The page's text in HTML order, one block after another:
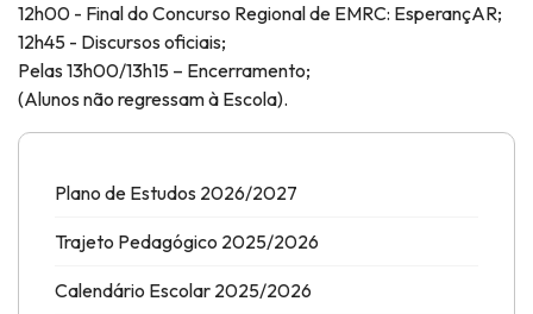
12h00 - Final do Concurso Regional de EMRC: EsperançAR;
12h45 - Discursos oficiais;
Pelas 13h00/13h15 – Encerramento;
(Alunos não regressam à Escola).
Plano de Estudos 2026/2027
Trajeto Pedagógico 2025/2026
Calendário Escolar 2025/2026